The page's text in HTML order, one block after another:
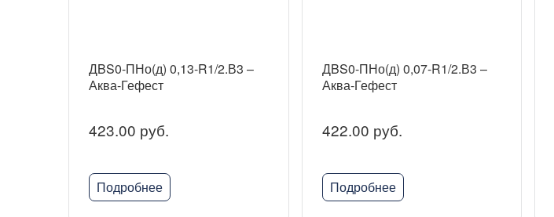
ДBS0-ПНо(д) 0,13-R1/2.В3 –
Аква-Гефест
423.00 руб.
Подробнее
ДBS0-ПНо(д) 0,07-R1/2.В3 –
Аква-Гефест
422.00 руб.
Подробнее